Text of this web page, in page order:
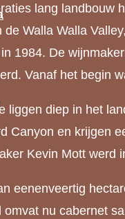
lang
Walla Walla
1984. De
Vanaf het begin
liggen diep in het
Canyon en krijgen
Kevin Mott werd
eenenveertig
nu cabernet